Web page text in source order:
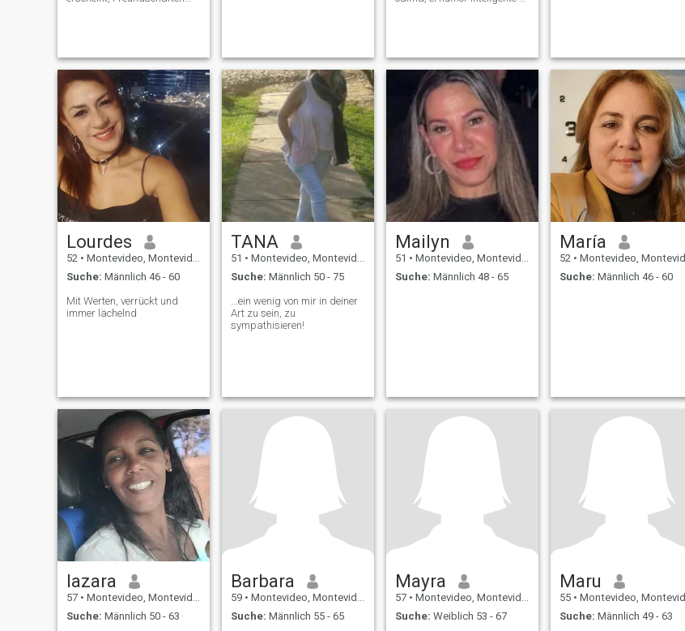
Gegenleistung zu erwarten,
obwohl es notwendig ist,
dass das Interesse, die
Veranlagung, die Kontinuität
und die Bindung auf
Gegenseitigkeit beruhen.
Meine E-Mail.
Gluzmarinadelcarmen@gmail.com
Lourdes
52 • Montevideo, Montevideo, Uruguay
Suche: Männlich 46 - 60
Mit Werten, verrückt und
immer lächelnd
TANA
51 • Montevideo, Montevideo, Uruguay
Suche: Männlich 50 - 75
...ein wenig von mir in deiner
Art zu sein, zu
sympathisieren!
Mailyn
51 • Montevideo, Montevideo, Uruguay
Suche: Männlich 48 - 65
María
52 • Montevideo, Montevideo, Uruguay
Suche: Männlich 46 - 60
lazara
57 • Montevideo, Montevideo, Uruguay
Suche: Männlich 50 - 63
Barbara
59 • Montevideo, Montevideo, Uruguay
Suche: Männlich 55 - 65
Mayra
57 • Montevideo, Montevideo, Uruguay
Suche: Weiblich 53 - 67
Maru
55 • Montevideo, Montevideo, Uruguay
Suche: Männlich 49 - 63